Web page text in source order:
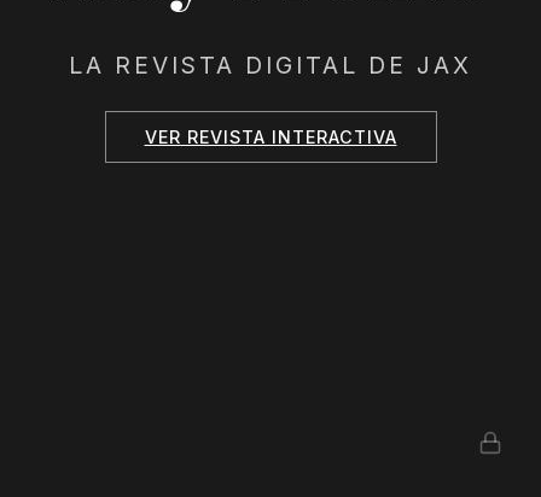
LA REVISTA DIGITAL DE JAX
VER REVISTA INTERACTIVA